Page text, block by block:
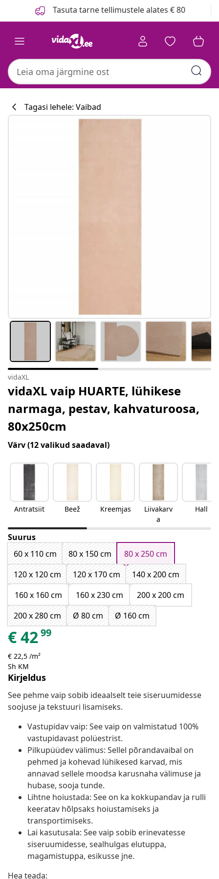
Tasuta tarne tellimustele alates € 80
Tagasi lehele: Vaibad
vidaXL
vidaXL vaip HUARTE, lühikese
narmaga, pestav, kahvaturoosa,
80x250cm
Värv(12 valikud saadaval)
Antratsiit Beež Kreemjas
Liivakarv
a
Hall
Suurus
60 x 110 cm
80 x 150 cm
80 x 250 cm
120 x 120 cm
120 x 170 cm
140 x 200 cm
160 x 160 cm
160 x 230 cm
200 x 200 cm
200 x 280 cm
Ø 80 cm Ø 160 cm
€4299
€ 22,5 /m²
Sh KM
Kirjeldus
See pehme vaip sobib ideaalselt teie siseruumidesse
soojuse ja tekstuuri lisamiseks.
Vastupidav vaip: See vaip on valmistatud 100%
vastupidavast polüestrist.
Pilkupüüdev välimus: Sellel põrandavaibal on
pehmed ja kohevad lühikesed karvad, mis
annavad sellele moodsa karusnaha välimuse ja
hubase, sooja tunde.
Lihtne hoiustada: See on ka kokkupandav ja rulli
keeratav hõlpsaks hoiustamiseks ja
transportimiseks.
Lai kasutusala: See vaip sobib erinevatesse
siseruumidesse, sealhulgas elutuppa,
magamistuppa, esikusse jne.
Hea teada: